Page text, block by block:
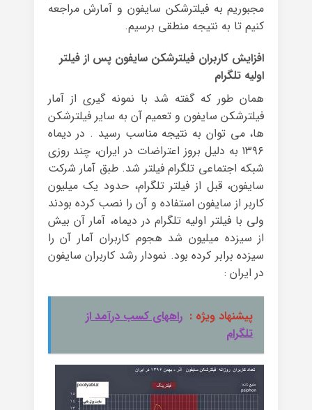
مجبوریم به فیلترشکن سایفون و آمارش مراجعه
کنیم تا به نتیجه منطقی برسیم.
افزایش کاربران فیلترشکن سایفون پس از فیلتر
اولیه تلگرام
همان طور که گفته شد با نمونه گیری از آمار
فیلترشکن سایفون و تعمیم آن به سایر فیلترشکن
ها، می توان به نتیجه مناسب رسید . در دیماه
۱۳۹۶ به دلیل بروز اعتراضات در ایران، چند روزی
شبکه اجتماعی تلگرام فیلتر شد. طبق آمار شرکت
سایفون، قبل از فیلتر تلگرام، حدود یک میلیون
کاربر از سایفون استفاده و آن را نصب کرده بودند
ولی با فیلتر اولیه تلگرام در دیماه، آمار آن بیش
از سیزده میلیون شد هجوم کاربران آمار آن را
سیزده برابر کرده بود. نمودار رشد کاربران سایفون
در ایران :
پیشنهاد ویژه : راههای کسب درآمد از
تلگرام